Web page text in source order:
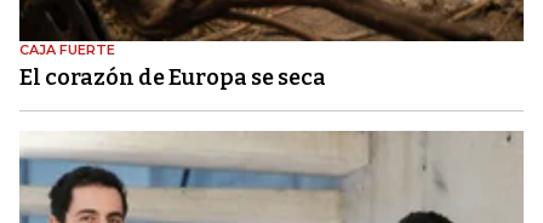
CAJA FUERTE
El corazón de Europa se seca